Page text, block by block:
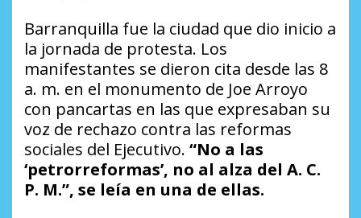
Barranquilla fue la ciudad que dio inicio a
la jornada de protesta. Los
manifestantes se dieron cita desde las 8
a. m. en el monumento de Joe Arroyo
con pancartas en las que expresaban su
voz de rechazo contra las reformas
sociales del Ejecutivo. “No a las
‘petrorreformas’, no al alza del A. C.
P. M.”, se leía en una de ellas.